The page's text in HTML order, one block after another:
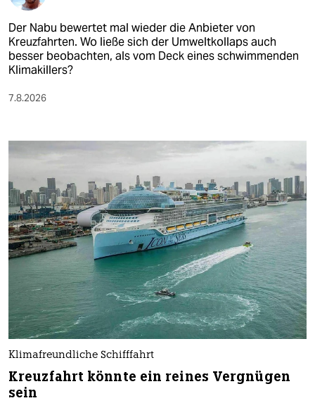
Der Nabu bewertet mal wieder die Anbieter von
Kreuzfahrten. Wo ließe sich der Umweltkollaps auch
besser beobachten, als vom Deck eines schwimmenden
Klimakillers?
7.8.2026
Klimafreundliche Schifffahrt
Kreuzfahrt könnte ein reines Vergnügen
sein